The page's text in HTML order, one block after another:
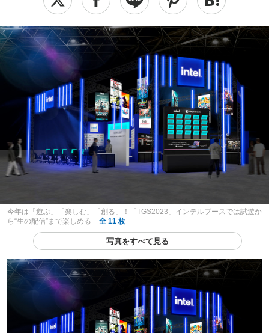
今年は「遊ぶ」「楽しむ」「創る」！「TGS2023」インテルブースでは試遊か
ら“生の配信”まで楽しめる
全 11 枚
写真をすべて見る